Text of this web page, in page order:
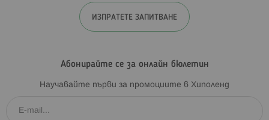
ИЗПРАТЕТЕ ЗАПИТВАНЕ
Абонирайте се за онлайн бюлетин
Научавайте първи за промоциите в Хиполенд